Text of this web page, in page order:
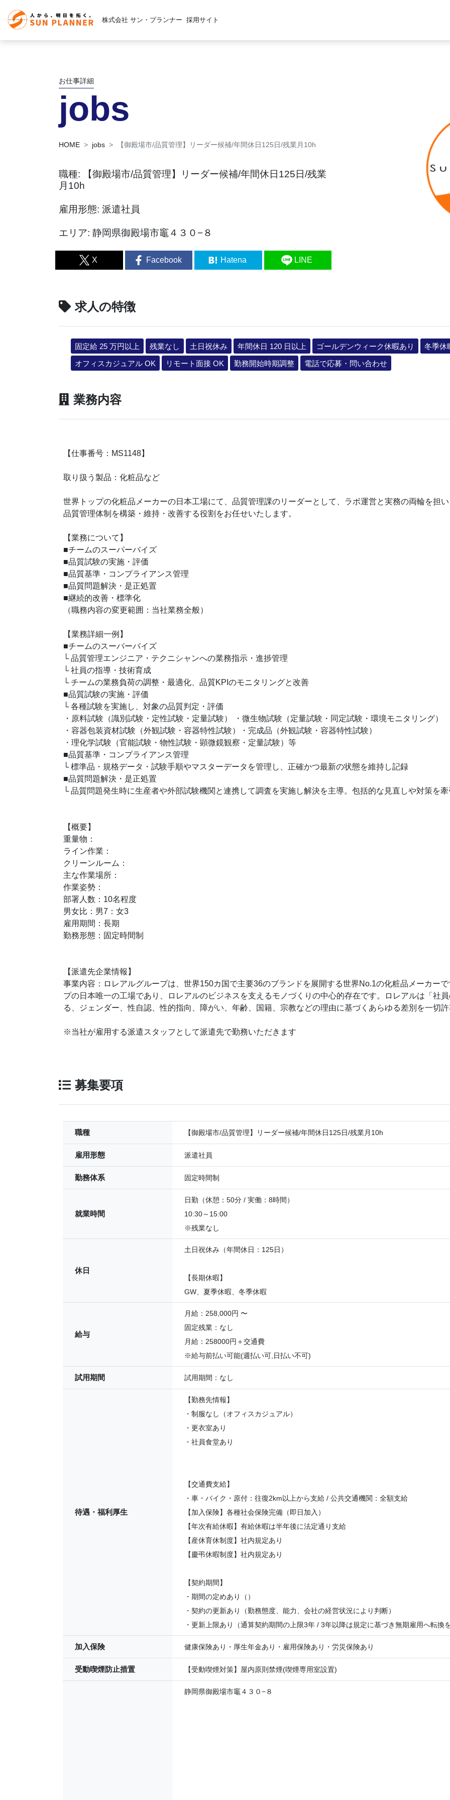
株式会社 サン・プランナー 採用サイト
お仕事詳細
jobs
HOME jobs 【御殿場市/品質管理】リーダー候補/年間休日125日/残業月10h
職種: 【御殿場市/品質管理】リーダー候補/年間休日125日/残業
月10h
雇用形態: 派遣社員
エリア: 静岡県御殿場市竈４３０−８
X Facebook Hatena LINE
求人の特徴
固定給 25 万円以上 残業なし 土日祝休み 年間休日 120 日以上 ゴールデンウィーク休暇あり
冬季休
オフィスカジュアル OK
リモート面接 OK 勤務開始時期調整 電話で応募・問い合わせ
業務内容
【仕事番号：MS1148】
取り扱う製品：化粧品など
世界トップの化粧品メーカーの日本工場にて、品質管理課のリーダーとして、ラボ運営と実務の両輪を担
品質管理体制を構築・維持・改善する役割をお任せいたします。
【業務について】
■チームのスーパーバイズ
■品質試験の実施・評価
■品質基準・コンプライアンス管理
■品質問題解決・是正処置
■継続的改善・標準化
（職務内容の変更範囲：当社業務全般）
【業務詳細一例】
■チームのスーパーバイズ
└ 品質管理エンジニア・テクニシャンへの業務指示・進捗管理
└ 社員の指導・技術育成
└ チームの業務負荷の調整・最適化、品質KPIのモニタリングと改善
■品質試験の実施・評価
└ 各種試験を実施し、対象の品質判定・評価
・原料試験（識別試験・定性試験・定量試験） ・微生物試験（定量試験・同定試験・環境モニタリング）
・容器包装資材試験（外観試験・容器特性試験）・完成品（外観試験・容器特性試験）
・理化学試験（官能試験・物性試験・顕微鏡観察・定量試験）等
■品質基準・コンプライアンス管理
└ 標準品・規格データ・試験手順やマスターデータを管理し、正確かつ最新の状態を維持し記録
■品質問題解決・是正処置
└ 品質問題発生時に生産者や外部試験機関と連携して調査を実施し解決を主導。包括的な見直しや対策を牽
【概要】
重量物：
ライン作業：
クリーンルーム：
主な作業場所：
作業姿勢：
部署人数：10名程度
男女比：男7：女3
雇用期間：長期
勤務形態：固定時間制
【派遣先企業情報】
事業内容：ロレアルグループは、世界150カ国で主要36のブランドを展開する世界No.1の化粧品メーカー
プの日本唯一の工場であり、ロレアルのビジネスを支えるモノづくりの中心的存在です。ロレアルは「社
る、ジェンダー、性自認、性的指向、障がい、年齢、国籍、宗教などの理由に基づくあらゆる差別を一切
※当社が雇用する派遣スタッフとして派遣先で勤務いただきます
募集要項
職種 【御殿場市/品質管理】リーダー候補/年間休日125日/残業月10h
雇用形態 派遣社員
勤務体系 固定時間制
就業時間
日勤（休憩：50分 / 実働：8時間）
10:30～15:00
※残業なし
休日
土日祝休み（年間休日：125日）
【長期休暇】
GW、夏季休暇、冬季休暇
給与
月給：258,000円 〜
固定残業：なし
月給：258000円＋交通費
※給与前払い可能(週払い可,日払い不可)
試用期間 試用期間：なし
待遇・福利厚生
【勤務先情報】
・制服なし（オフィスカジュアル）
・更衣室あり
・社員食堂あり
【交通費支給】
・車・バイク・原付：往復2km以上から支給 / 公共交通機関：全額支給
【加入保険】各種社会保険完備（即日加入）
【年次有給休暇】有給休暇は半年後に法定通り支給
【産休育休制度】社内規定あり
【慶弔休暇制度】社内規定あり
【契約期間】
・期間の定めあり（）
・契約の更新あり（勤務態度、能力、会社の経営状況により判断）
・更新上限あり（通算契約期間の上限3年 / 3年以降は規定に基づき無期雇用へ転換
加入保険 健康保険あり・厚生年金あり・雇用保険あり・労災保険あり
受動喫煙防止措置 【受動喫煙対策】屋内原則禁煙(喫煙専用室設置)
静岡県御殿場市竈４３０−８